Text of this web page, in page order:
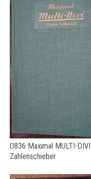
O836 Maximal MULTI-
Zahlenschieber